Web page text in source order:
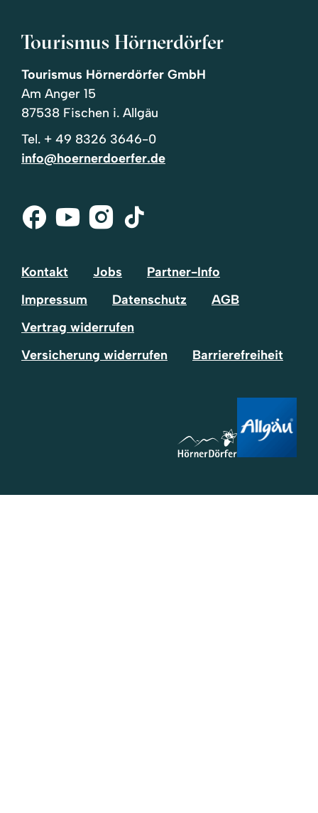
Tourismus Hörnerdörfer
Tourismus Hörnerdörfer GmbH
Am Anger 15
87538 Fischen i. Allgäu
Tel. + 49 8326 3646-0
info@hoernerdoerfer.de
Facebook
Youtube
Instagram
Tik-
Kontakt Jobs
Partner-Info
Impressum
Datenschutz
AGB
Vertrag widerrufen
Versicherung widerrufen
Barrierefreiheit